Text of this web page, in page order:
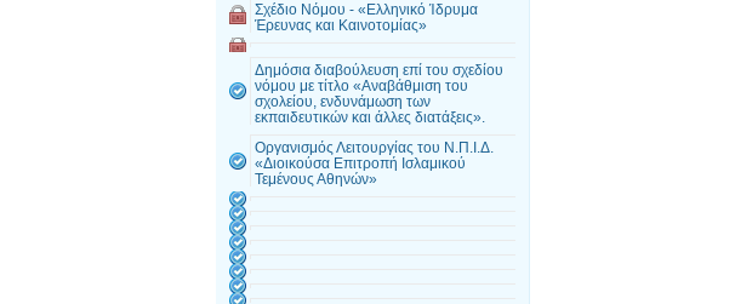
Σχέδιο Νόμου - «Ελληνικό Ίδρυμα
Έρευνας και Καινοτομίας»
Δημόσια διαβούλευση επί του σχεδίου
νόμου με τίτλο «Αναβάθμιση του
σχολείου, ενδυνάμωση των
εκπαιδευτικών και άλλες διατάξεις».
Οργανισμός Λειτουργίας του Ν.Π.Ι.Δ.
«Διοικούσα Επιτροπή Ισλαμικού
Τεμένους Αθηνών»